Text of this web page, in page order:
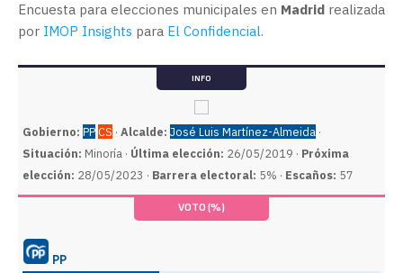
Encuesta para elecciones municipales en Madrid realizada
por IMOP Insights para El Confidencial.
INFO
Gobierno: PPCS · Alcalde: José Luis Martínez-Almeida ·
Situación: Minoría · Última elección: 26/05/2019 · Próxima
elección: 28/05/2023 · Barrera electoral: 5% · Escaños: 57
VOTO (%)
PP